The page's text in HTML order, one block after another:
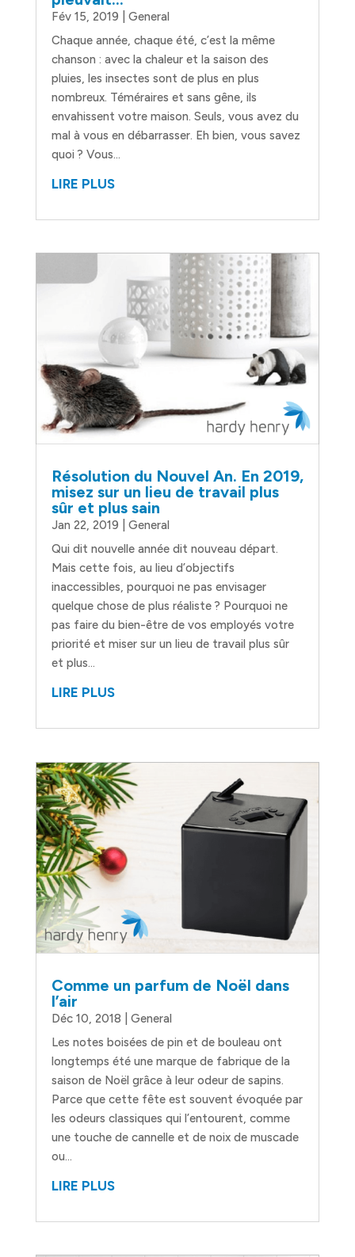
Fév 15, 2019
General
Chaque année, chaque été, c’est la même
chanson : avec la chaleur et la saison des
pluies, les insectes sont de plus en plus
nombreux. Téméraires et sans gêne, ils
envahissent votre maison. Seuls, vous avez du
mal à vous en débarrasser. Eh bien, vous savez
quoi ? Vous...
LIRE PLUS
Résolution du Nouvel An. En 2019,
misez sur un lieu de travail plus
sûr et plus sain
Jan 22, 2019
General
Qui dit nouvelle année dit nouveau départ.
Mais cette fois, au lieu d’objectifs
inaccessibles, pourquoi ne pas envisager
quelque chose de plus réaliste ? Pourquoi ne
pas faire du bien-être de vos employés votre
priorité et miser sur un lieu de travail plus sûr
et plus...
LIRE PLUS
Comme un parfum de Noël dans
l’air
Déc 10, 2018
General
Les notes boisées de pin et de bouleau ont
longtemps été une marque de fabrique de la
saison de Noël grâce à leur odeur de sapins.
Parce que cette fête est souvent évoquée par
les odeurs classiques qui l’entourent, comme
une touche de cannelle et de noix de muscade
ou...
LIRE PLUS